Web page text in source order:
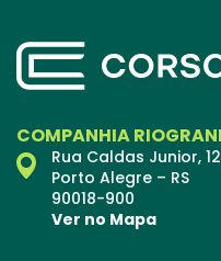
COMPANHIA
Rua Caldas Junior,
Porto Alegre – RS
90018-900
Ver no Mapa